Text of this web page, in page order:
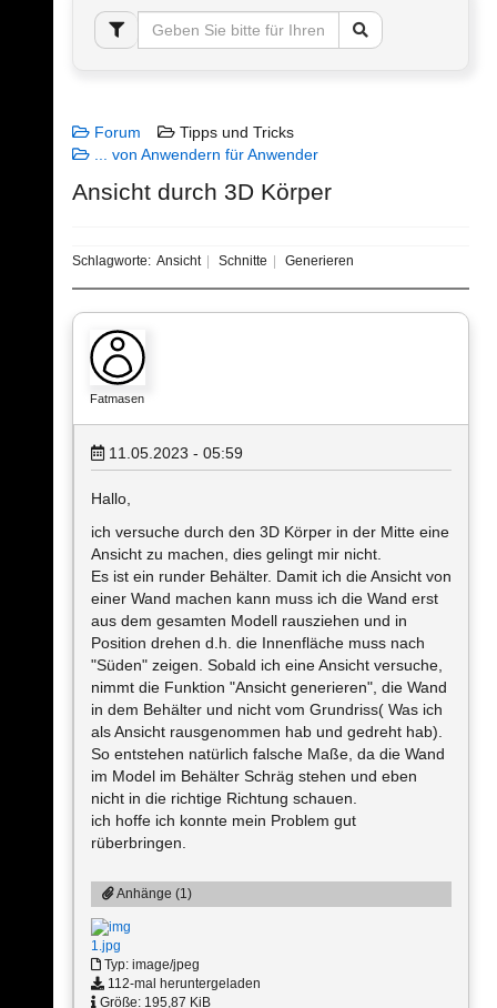
Forum
Tipps und Tricks
... von Anwendern für Anwender
Ansicht durch 3D Körper
Schlagworte: Ansicht Schnitte Generieren
Fatmasen
11.05.2023 - 05:59
Hallo,
ich versuche durch den 3D Körper in der Mitte eine
Ansicht zu machen, dies gelingt mir nicht.
Es ist ein runder Behälter. Damit ich die Ansicht von
einer Wand machen kann muss ich die Wand erst
aus dem gesamten Modell rausziehen und in
Position drehen d.h. die Innenfläche muss nach
"Süden" zeigen. Sobald ich eine Ansicht versuche,
nimmt die Funktion "Ansicht generieren", die Wand
in dem Behälter und nicht vom Grundriss( Was ich
als Ansicht rausgenommen hab und gedreht hab).
So entstehen natürlich falsche Maße, da die Wand
im Model im Behälter Schräg stehen und eben
nicht in die richtige Richtung schauen.
ich hoffe ich konnte mein Problem gut
rüberbringen.
Anhänge (1)
1.jpg
Typ: image/jpeg
112-mal heruntergeladen
Größe: 195,87 KiB